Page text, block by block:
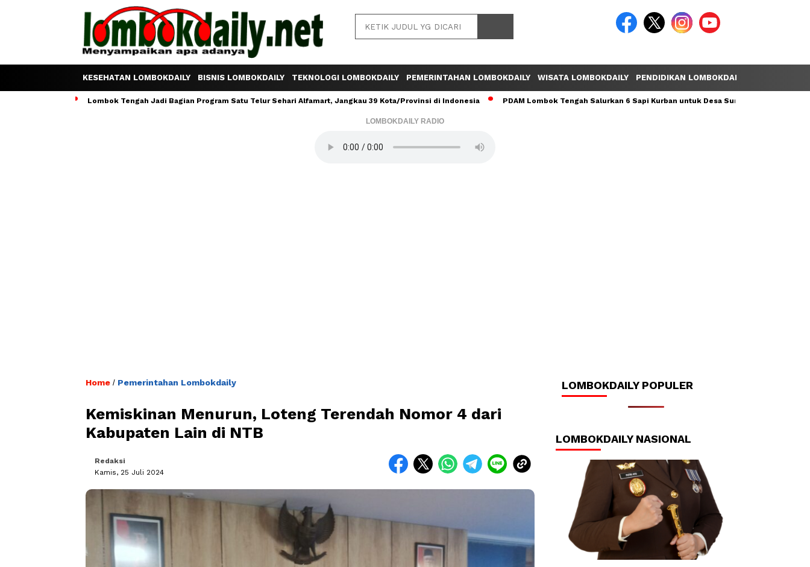
KESEHATAN LOMBOKDAILY BISNIS LOMBOKDAILY TEKNOLOGI LOMBOKDAILY PEMERINTAHAN LOMBOKDAILY WISATA LOMBOKDAILY PENDIDIKAN LOMBOKDAILY
Lombok Tengah Jadi Bagian Program Satu Telur Sehari Alfamart, Jangkau 39 Kota/Provinsi di Indonesia PDAM Lombok Tengah Salurkan 6 Sapi Kurban untuk Desa Sumber Mata Air
LOMBOKDAILY RADIO
Home / Pemerintahan Lombokdaily
Kemiskinan Menurun, Loteng Terendah Nomor 4 dari
Kabupaten Lain di NTB
Redaksi
Kamis, 25 Juli 2024
LOMBOKDAILY POPULER
LOMBOKDAILY NASIONAL